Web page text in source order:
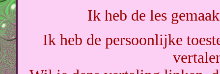
Ik heb de les
Ik heb de persoonlijke